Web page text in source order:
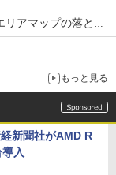
アマップの落とし
もっと見る
新聞社がAMD R
入